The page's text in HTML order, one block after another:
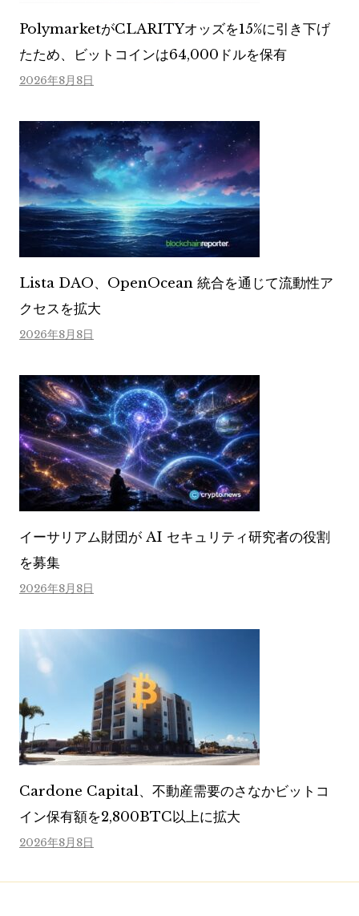
PolymarketがCLARITYオッズを15%に引き下げ
たため、ビットコインは64,000ドルを保有
2026年8月8日
Lista DAO、OpenOcean 統合を通じて流動性ア
クセスを拡大
2026年8月8日
イーサリアム財団が AI セキュリティ研究者の役割
を募集
2026年8月8日
Cardone Capital、不動産需要のさなかビットコ
イン保有額を2,800BTC以上に拡大
2026年8月8日